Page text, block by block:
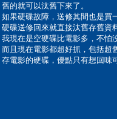
舊的就可以汰舊下來了。
如果硬碟故障，送修其間也是買
硬碟送修回來就直接汰舊存舊資
我現在是空硬碟比電影多，不怕
而且現在電影都超好抓，包括超
存電影的硬碟，優點只有想回味